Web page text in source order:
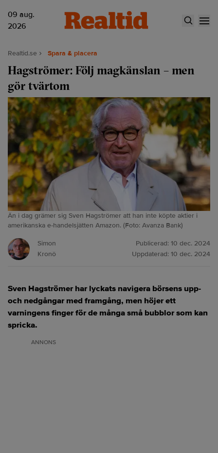
09 aug.
2026
Realtid.se Spara & placera
Hagströmer: Följ magkänslan – men
gör tvärtom
Än i dag grämer sig Sven Hagströmer att han inte köpte aktier i
amerikanska e-handelsjätten Amazon. (Foto: Avanza Bank)
Simon
Kronö
Publicerad: 10 dec. 2024
Uppdaterad: 10 dec. 2024
Sven Hagströmer har lyckats navigera börsens upp-
och nedgångar med framgång, men höjer ett
varningens finger för de många små bubblor som kan
spricka.
ANNONS